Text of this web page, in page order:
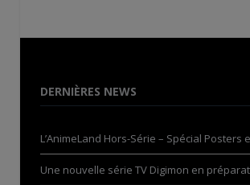
DERNIÈRES NEWS
L’AnimeLand Hors-Série – Spécial Posters
Une nouvelle série TV Digimon en